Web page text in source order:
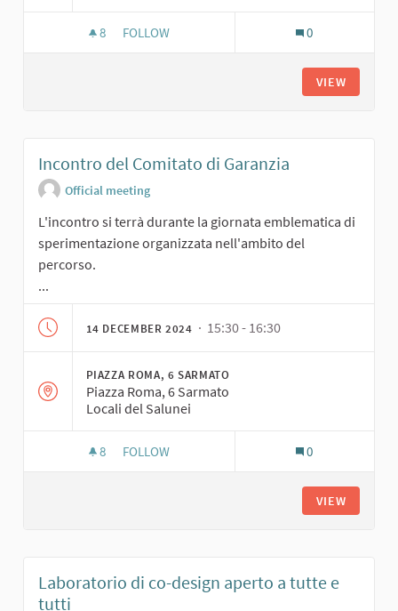
8 8 FOLLOWERS
FOLLOW 0
VIEW
Incontro del Comitato di Garanzia
Official meeting
L'incontro si terrà durante la giornata emblematica di
sperimentazione organizzata nell'ambito del
percorso.
...
14 DECEMBER 2024 · 15:30 - 16:30
PIAZZA ROMA, 6 SARMATO
Piazza Roma, 6 Sarmato
Locali del Salunei
8 8 FOLLOWERS
FOLLOW 0
VIEW
Laboratorio di co-design aperto a tutte e
tutti